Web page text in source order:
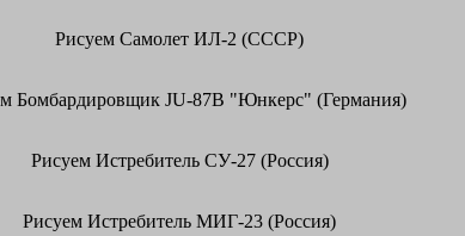
Рисуем Самолет ИЛ-2 (СССР)
Бомбардировщик JU-87B "Юнкерс" (Германия)
Рисуем Истребитель СУ-27 (Россия)
Рисуем Истребитель МИГ-23 (Россия)